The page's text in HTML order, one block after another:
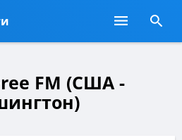
FM (США -